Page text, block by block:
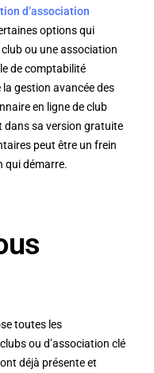
d’association
options qui
ou une association
de comptabilité
gestion avancée des
en ligne de club
dans sa version gratuite
peut être un frein
qui démarre.
toutes les
ou d’association clé
déjà présente et